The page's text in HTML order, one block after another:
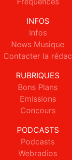
INFOS
Infos
News Musique
Contacter la rédac
RUBRIQUES
Bons Plans
Emissions
Concours
PODCASTS
Podcasts
Webradios